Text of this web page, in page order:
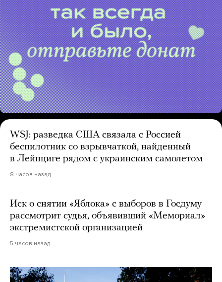
WSJ: разведка США связала с Россией
беспилотник со взрывчаткой, найденный
в Лейпциге рядом с украинским самолетом
8 часов назад
Иск о снятии «Яблока» с выборов в Госдуму
рассмотрит судья, объявивший «Мемориал»
экстремистской организацией
5 часов назад